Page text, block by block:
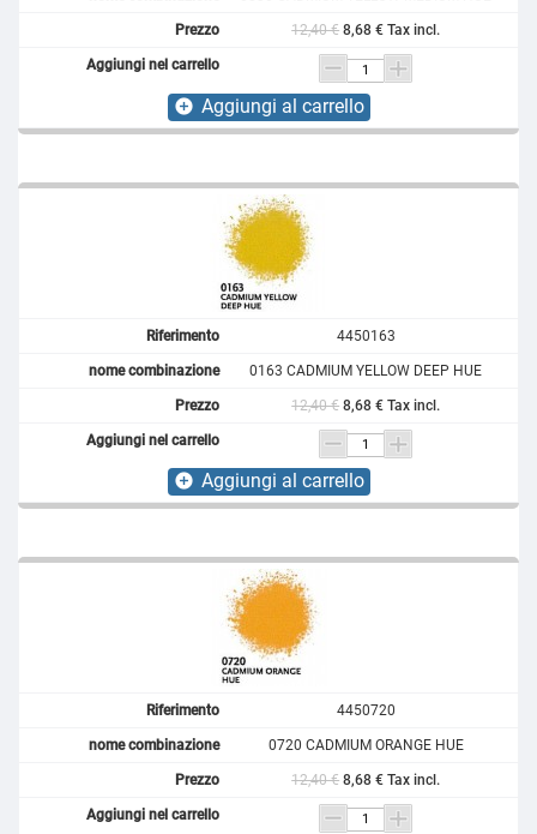
12,40 € 8,68 € Tax incl.
add_circle Aggiungi al carrello
4450163
0163 CADMIUM YELLOW DEEP HUE
12,40 € 8,68 € Tax incl.
add_circle Aggiungi al carrello
4450720
0720 CADMIUM ORANGE HUE
12,40 € 8,68 € Tax incl.